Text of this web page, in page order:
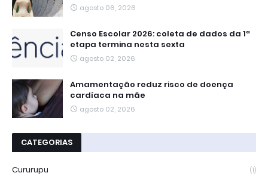
agosto 06, 2026
Censo Escolar 2026: coleta de dados da 1ª
etapa termina nesta sexta
agosto 02, 2026
Amamentação reduz risco de doença
cardíaca na mãe
agosto 02, 2026
CATEGORIAS
Cururupu (1)